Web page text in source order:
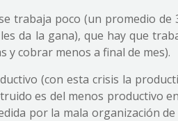
trabaja poco (un promedio
da la gana), que hay que
y cobrar menos a final de mes).
(con esta crisis la
es del menos productivo
por la mala organización